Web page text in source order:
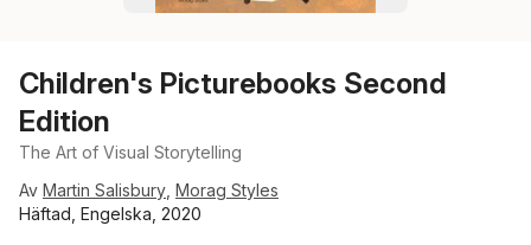
Children's Picturebooks Second
Edition
The Art of Visual Storytelling
Av Martin Salisbury Morag Styles
Häftad, Engelska, 2020